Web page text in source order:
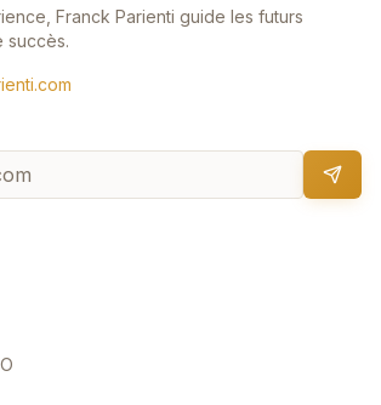
Franck Parienti guide les futurs
succès.